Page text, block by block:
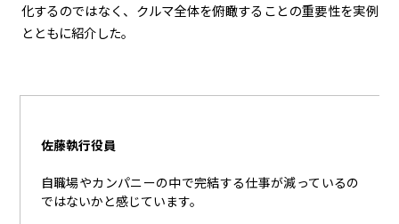
化するのではなく、クルマ全体を俯瞰することの重要性を実例
とともに紹介した。
佐藤執行役員
自職場やカンパニーの中で完結する仕事が減っているの
ではないかと感じています。